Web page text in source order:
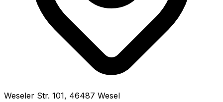
Weseler Str. 101, 46487 Wesel